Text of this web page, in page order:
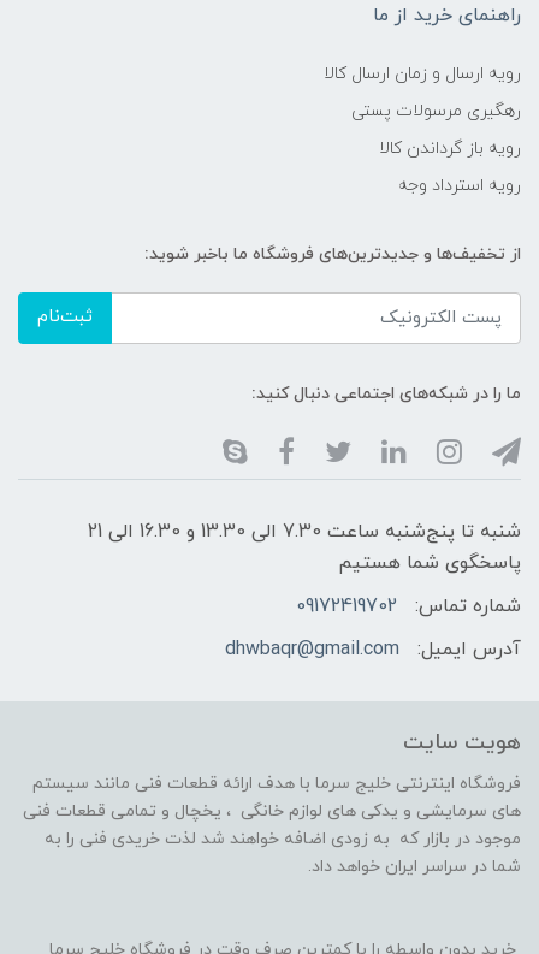
راهنمای خرید از ما
رویه ارسال و زمان ارسال کالا
رهگیری مرسولات پستی
رویه باز گرداندن کالا
رویه استرداد وجه
از تخفیف‌ها و جدیدترین‌های فروشگاه ما باخبر شوید:
ثبت‌نام
ما را در شبکه‌های اجتماعی دنبال کنید:
شنبه تا پنج‌شنبه ساعت 7.30 الی 13.30 و 16.30 الی 21
پاسخگوی شما هستیم
شماره تماس:
09172419702
آدرس ایمیل:
dhwbaqr@gmail.com
هویت سایت
فروشگاه اینترنتی خلیج سرما با هدف ارائه قطعات فنی مانند سیستم
های سرمایشی و یدکی های لوازم خانگی ، یخچال و تمامی قطعات فنی
موجود در بازار که به زودی اضافه خواهند شد لذت خریدی فنی را به
شما در سراسر ایران خواهد داد.